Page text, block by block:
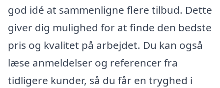
god idé at sammenligne flere tilbud. Dette
giver dig mulighed for at finde den bedste
pris og kvalitet på arbejdet. Du kan også
læse anmeldelser og referencer fra
tidligere kunder, så du får en tryghed i